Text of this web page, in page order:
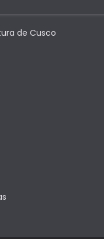
de Cusco